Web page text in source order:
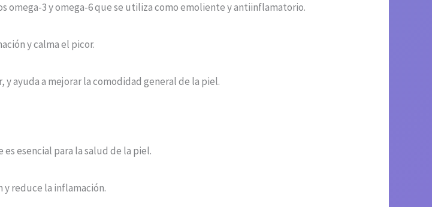
omega-3 y omega-6 que se utiliza como emoliente y antiinflamatorio.
y calma el picor.
ayuda a mejorar la comodidad general de la piel.
esencial para la salud de la piel.
reduce la inflamación.